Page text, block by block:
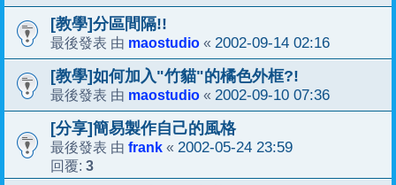
[教學]分區間隔!!
最後發表 由 maostudio « 2002-09-14 02:16
[教學]如何加入"竹貓"的橘色外框?!
最後發表 由 maostudio « 2002-09-10 07:36
[分享]簡易製作自己的風格
最後發表 由 frank « 2002-05-24 23:59
回覆: 3